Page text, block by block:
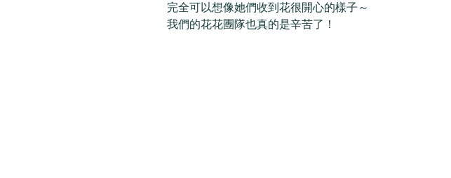
完全可以想像她們收到花很開心的樣子～
我們的花花團隊也真的是辛苦了！